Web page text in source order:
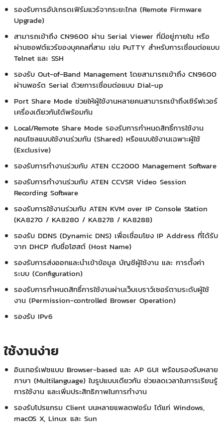
รองรับการอัปเกรดเฟิร์มแวร์จากระยะไกล (Remote Firmware
Upgrade)
สามารถเข้าถึง CN9600 ผ่าน Serial Viewer ที่มีอยู่ภายใน หรือ
ผ่านซอฟต์แวร์ของบุคคลที่สาม เช่น PuTTY สำหรับการเชื่อมต่อแบบ
Telnet และ SSH
รองรับ Out-of-Band Management โดยสามารถเข้าถึง CN9600
ผ่านพอร์ต Serial ด้วยการเชื่อมต่อแบบ Dial-up
Port Share Mode ช่วยให้ผู้ใช้งานหลายคนสามารถเข้าถึงเซิร์ฟเวอร์
เครื่องเดียวกันได้พร้อมกัน
Local/Remote Share Mode รองรับการกำหนดสิทธิ์การใช้งาน
คอนโซลแบบใช้งานร่วมกัน (Shared) หรือแบบใช้งานเฉพาะผู้ใช้
(Exclusive)
รองรับการทำงานร่วมกับ ATEN CC2000 Management Software
รองรับการทำงานร่วมกับ ATEN CCVSR Video Session
Recording Software
รองรับการใช้งานร่วมกับ ATEN KVM over IP Console Station
(KA8270 / KA8280 / KA8278 / KA8288)
รองรับ DDNS (Dynamic DNS) เพื่อเชื่อมโยง IP Address ที่ได้รับ
จาก DHCP กับชื่อโฮสต์ (Host Name)
รองรับการส่งออกและนำเข้าข้อมูล บัญชีผู้ใช้งาน และ การตั้งค่า
ระบบ (Configuration)
รองรับการกำหนดสิทธิ์การใช้งานผ่านเว็บเบราว์เซอร์ตามระดับผู้ใช้
งาน (Permission-controlled Browser Operation)
รองรับ IPv6
ใช้งานง่าย
อินเทอร์เฟซแบบ Browser-based และ AP GUI พร้อมรองรับหลาย
ภาษา (Multilanguage) ในรูปแบบเดียวกัน ช่วยลดเวลาในการเรียนรู้
การใช้งาน และเพิ่มประสิทธิภาพในการทำงาน
รองรับโปรแกรม Client บนหลายแพลตฟอร์ม ได้แก่ Windows,
macOS X, Linux และ Sun